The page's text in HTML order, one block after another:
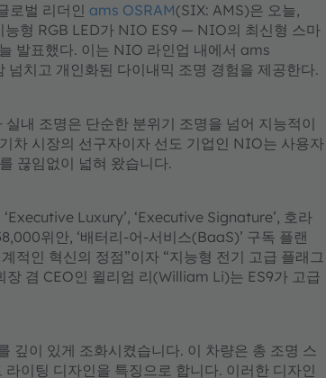
로벌 리더인 ams OSRAM(SIX: AMS)은 오늘,
형 RGB LED가 NIO ES9 — NIO의 최신형 스마
발표했다. 이는 NIO 라인업 내에서 ams
치고 개인화된 다이내믹 조명 경험을 제공한다.
내 조명은 단순한 분위기 조명을 넘어 지능적이
차 시장의 선구자이자 선도 기업인 NIO는 사용자
끊임없이 넓혀 왔습니다.
Luxury’, ‘Executive Signature’, 호라
위안, ‘배터리-어-서비스(BaaS)’ 구독 플랜
적인 혁신의 정점”이자 “지능형 전기 고급 플래그
겸 CEO인 윌리엄 리(William Li)는 ES9가 고급
깊이 있게 조화시켰습니다. 이 차량은 총 조명 스
이팅 디자인을 특징으로 합니다. 이러한 디자인